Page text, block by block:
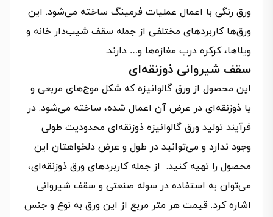
ورق رنگی با اعمال عملیات فرمینگ ساخته می‌شود. این
ورق‌ها کاربردهای مختلفی از جمله سقف شیب‌دار خانه و
ویلاها، کرکره درب مغازه‌ها و… دارند.
سقف شیروانی ذوزنقه‌ای
این محصول از ورق گالوانیزه که شکل موج‌های مربعی و
یا ذوزنقه‌ای در عرض آن اعمال شده، ساخته می‌شود. در
فرآیند تولید ورق گالوانیزه ذوزنقه‌ای محدودیت طولی
وجود ندارد و می‌توانید در طول و عرض دلخواهتان این
محصول را تهیه کنید. از جمله کاربردهای ورق ذوزنقه‌ای،
می‌توان به استفاده در سوله صنعتی و سقف شیروانی
اشاره کرد. قیمت هر متر مربع از این ورق به نوع و جنس